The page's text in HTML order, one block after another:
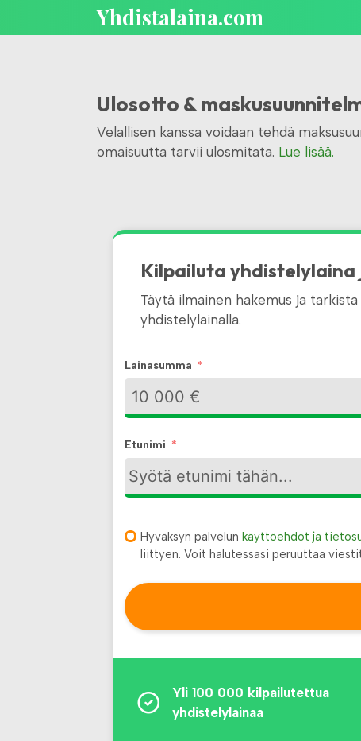
Yhdistalaina.com
Ulosotto &
Velallisen kanssa voidaan tehdä
omaisuutta tarvii ulosmitata. Lue lisää.
Kilpailuta yhdistelylaina
Täytä ilmainen hakemus ja
yhdistelylainalla.
Lainasumma
Etunimi
Hyväksyn palvelun käyttöehdot ja
liittyen. Voit halutessasi peruuttaa
Yli 100 000 kilpailutettua
yhdistelylainaa